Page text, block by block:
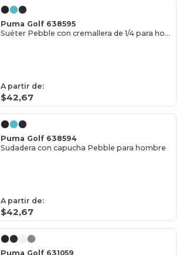
Puma Golf 638595
Suéter Pebble con cremallera de 1/4 para hombre
A partir de:
$42,67
Puma Golf 638594
Sudadera con capucha Pebble para hombre
A partir de:
$42,67
Puma Golf 631059